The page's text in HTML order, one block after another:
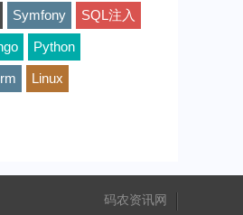
Symfony SQL注入
Python
Linux
码农资讯网